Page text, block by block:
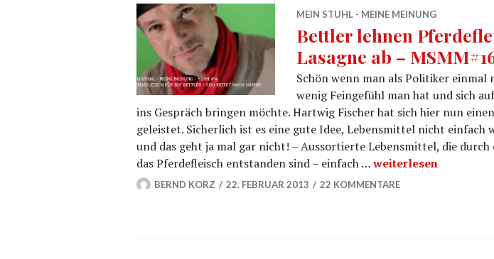
MEIN STUHL - MEINE MEINUNG
Bettler lehnen
Lasagne ab –
Schön wenn man als Politiker einmal
wenig Feingefühl man hat und sich
ins Gespräch bringen möchte. Hartwig Fischer hat sich hier nun
geleistet. Sicherlich ist es eine gute Idee, Lebensmittel nicht einfach
und das geht ja mal gar nicht! – Aussortierte Lebensmittel, die durch
das Pferdefleisch entstanden sind – einfach …Bettler lehnen
weiterlesen
BERND KORZ 22. FEBRUAR 2013 22 KOMMENTARE